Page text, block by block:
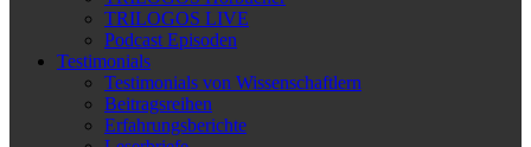
TRILOGOS LIVE
Podcast Episoden
Testimonials
Testimonials von Wissenschaftlern
Beitragsreihen
Erfahrungsberichte